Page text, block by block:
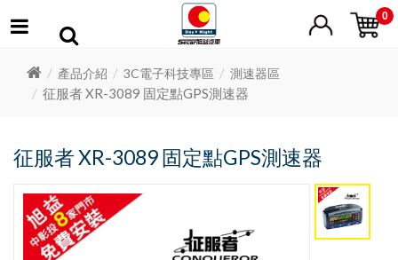
0
產品介紹 3C電子科技專區 測速器區
征服者 XR-3089 固定點GPS測速器
征服者 XR-3089 固定點GPS測速器